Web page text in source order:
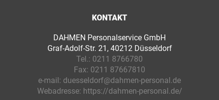
KONTAKT
DAHMEN Personalservice GmbH
Graf-Adolf-Str. 21, 40212 Düsseldorf
Tel.: 0211 8766780
Fax: 0211 87667810
e-mail: duesseldorf@dahmen-personal.de
Webadresse: https://dahmen-personal.de/